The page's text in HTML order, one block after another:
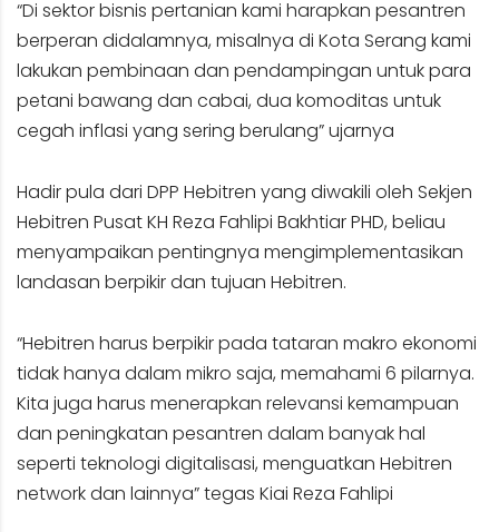
“Di sektor bisnis pertanian kami harapkan pesantren
berperan didalamnya, misalnya di Kota Serang kami
lakukan pembinaan dan pendampingan untuk para
petani bawang dan cabai, dua komoditas untuk
cegah inflasi yang sering berulang” ujarnya
Hadir pula dari DPP Hebitren yang diwakili oleh Sekjen
Hebitren Pusat KH Reza Fahlipi Bakhtiar PHD, beliau
menyampaikan pentingnya mengimplementasikan
landasan berpikir dan tujuan Hebitren.
“Hebitren harus berpikir pada tataran makro ekonomi
tidak hanya dalam mikro saja, memahami 6 pilarnya.
Kita juga harus menerapkan relevansi kemampuan
dan peningkatan pesantren dalam banyak hal
seperti teknologi digitalisasi, menguatkan Hebitren
network dan lainnya” tegas Kiai Reza Fahlipi